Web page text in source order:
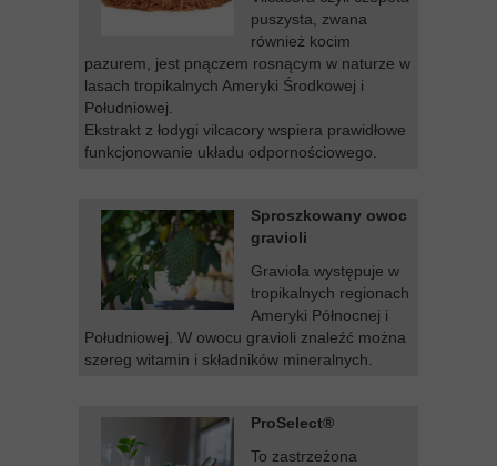
puszysta, zwana
również kocim
pazurem, jest pnączem rosnącym w naturze w
lasach tropikalnych Ameryki Środkowej i
Południowej.
Ekstrakt z łodygi vilcacory wspiera prawidłowe
funkcjonowanie układu odpornościowego.
Sproszkowany owoc
gravioli
Graviola występuje w
tropikalnych regionach
Ameryki Północnej i
Południowej. W owocu gravioli znaleźć można
szereg witamin i składników mineralnych.
ProSelect®
To zastrzeżona